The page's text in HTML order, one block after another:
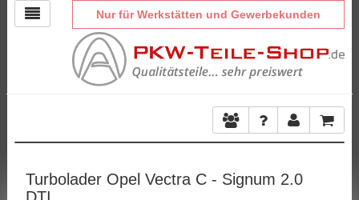
Nur für Werkstätten und Gewerbekunden
Turbolader Opel Vectra C - Signum 2.0